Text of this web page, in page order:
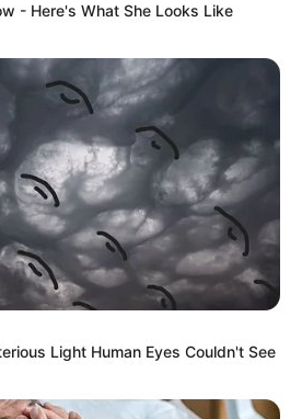
- Here's What She Looks Like
Light Human Eyes Couldn't See